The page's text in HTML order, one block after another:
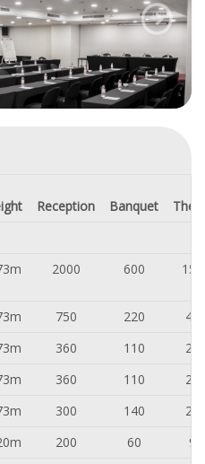
Next
Reception Banquet
2000 600
750 220
360 110
360 110
300 140
200 60
96